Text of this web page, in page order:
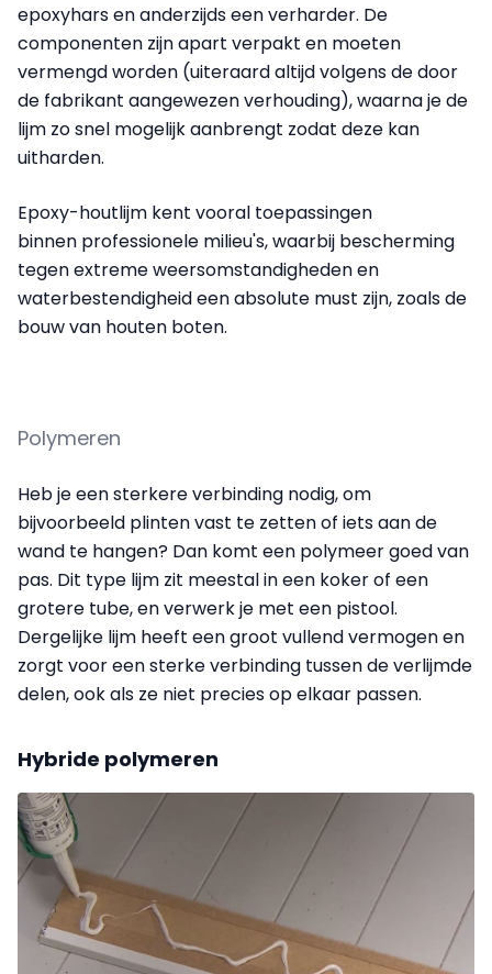
epoxyhars en anderzijds een verharder. De
componenten zijn apart verpakt en moeten
vermengd worden (uiteraard altijd volgens de door
de fabrikant aangewezen verhouding), waarna je de
lijm zo snel mogelijk aanbrengt zodat deze kan
uitharden.
Epoxy-houtlijm kent vooral toepassingen
binnen professionele milieu's, waarbij bescherming
tegen extreme weersomstandigheden en
waterbestendigheid een absolute must zijn, zoals de
bouw van houten boten.
Polymeren
Heb je een sterkere verbinding nodig, om
bijvoorbeeld plinten vast te zetten of iets aan de
wand te hangen? Dan komt een polymeer goed van
pas. Dit type lijm zit meestal in een koker of een
grotere tube, en verwerk je met een pistool.
Dergelijke lijm heeft een groot vullend vermogen en
zorgt voor een sterke verbinding tussen de verlijmde
delen, ook als ze niet precies op elkaar passen.
Hybride polymeren